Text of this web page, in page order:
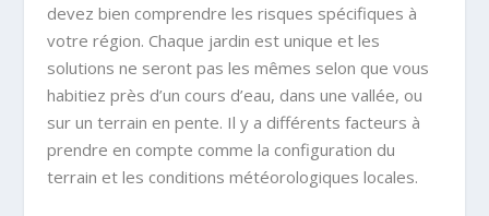
devez bien comprendre les risques spécifiques à
votre région. Chaque jardin est unique et les
solutions ne seront pas les mêmes selon que vous
habitiez près d’un cours d’eau, dans une vallée, ou
sur un terrain en pente. Il y a différents facteurs à
prendre en compte comme la configuration du
terrain et les conditions météorologiques locales.